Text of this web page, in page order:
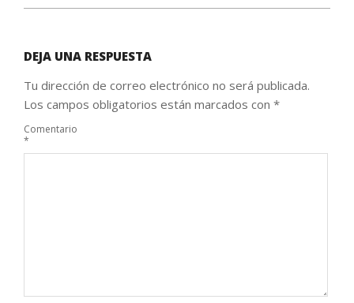
DEJA UNA RESPUESTA
Tu dirección de correo electrónico no será publicada.
Los campos obligatorios están marcados con *
Comentario
*